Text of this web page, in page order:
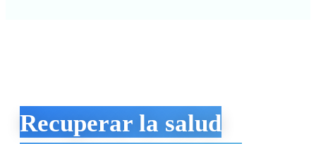
Recuperar la salud